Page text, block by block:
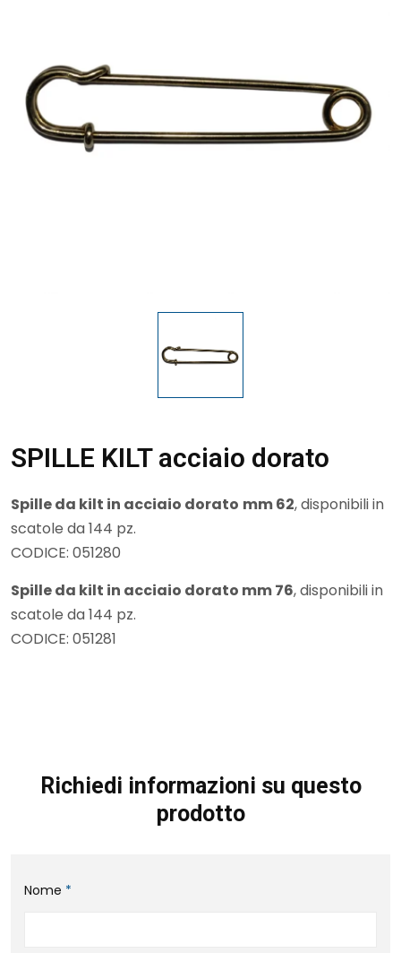
SPILLE KILT acciaio dorato
Spille da kilt in acciaio dorato mm 62, disponibili in
scatole da 144 pz.
CODICE: 051280
Spille da kilt in acciaio dorato mm 76, disponibili in
scatole da 144 pz.
CODICE: 051281
Richiedi informazioni su questo
prodotto
Nome *